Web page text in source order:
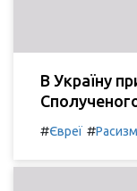
В Україну
#Євреї #Расизм